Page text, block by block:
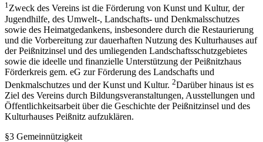
1Zweck des Vereins ist die Förderung von Kunst und Kultur, der
Jugendhilfe, des Umwelt-, Landschafts- und Denkmalsschutzes
sowie des Heimatgedankens, insbesondere durch die Restaurierung
und die Vorbereitung zur dauerhaften Nutzung des Kulturhauses auf
der Peißnitzinsel und des umliegenden Landschaftsschutzgebietes
sowie die ideelle und finanzielle Unterstützung der Peißnitzhaus
Förderkreis gem. eG zur Förderung des Landschafts und
Denkmalschutzes und der Kunst und Kultur. 2Darüber hinaus ist es
Ziel des Vereins durch Bildungsveranstaltungen, Ausstellungen und
Öffentlichkeitsarbeit über die Geschichte der Peißnitzinsel und des
Kulturhauses Peißnitz aufzuklären.
§3 Gemeinnützigkeit